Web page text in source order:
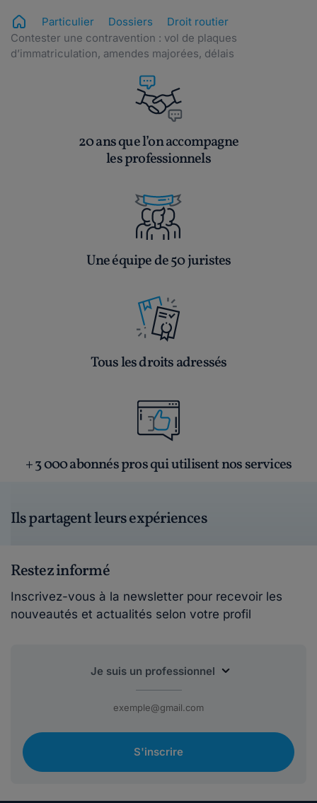
Particulier Dossiers
Droit routier
Contester une contravention : vol de plaques
d’immatriculation, amendes majorées, délais
20 ans que l’on accompagne
les professionnels
Une équipe de 50 juristes
Tous les droits adressés
+ 3 000 abonnés pros qui utilisent nos services
Ils partagent leurs expériences
Restez informé
Inscrivez-vous à la newsletter pour recevoir les
nouveautés et actualités selon votre profil
S'inscrire